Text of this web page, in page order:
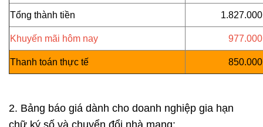
Tổng thành tiền 1.827.000
Khuyến mãi hôm nay 977.000
Thanh toán thực tế 850.000
2. Bảng báo giá dành cho doanh nghiệp gia hạn
chữ ký số và chuyển đổi nhà mạng: